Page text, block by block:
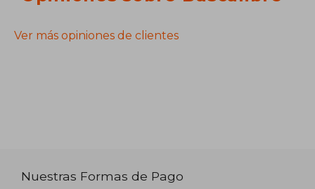
Ver más opiniones de clientes
Nuestras Formas de Pago